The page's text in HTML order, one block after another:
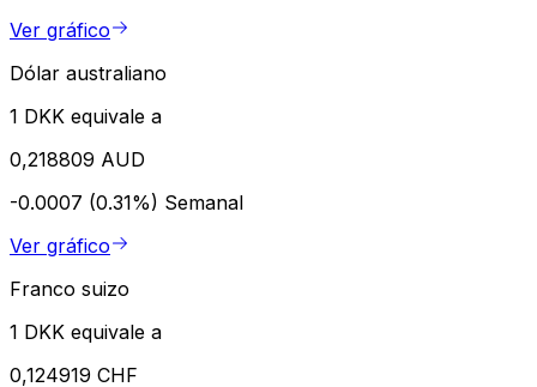
Ver gráfico
Dólar australiano
1 DKK equivale a
0,218809 AUD
-0.0007 (0.31%) Semanal
Ver gráfico
Franco suizo
1 DKK equivale a
0,124919 CHF